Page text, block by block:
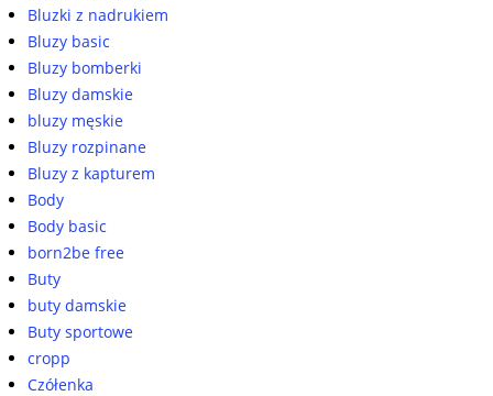
Bluzki z nadrukiem
Bluzy basic
Bluzy bomberki
Bluzy damskie
bluzy męskie
Bluzy rozpinane
Bluzy z kapturem
Body
Body basic
born2be free
Buty
buty damskie
Buty sportowe
cropp
Czółenka